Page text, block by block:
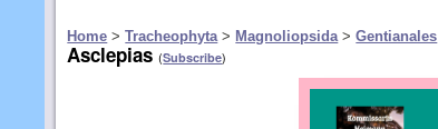
Home >Tracheophyta> Magnoliopsida>Gentianales
Asclepias(Subscribe)